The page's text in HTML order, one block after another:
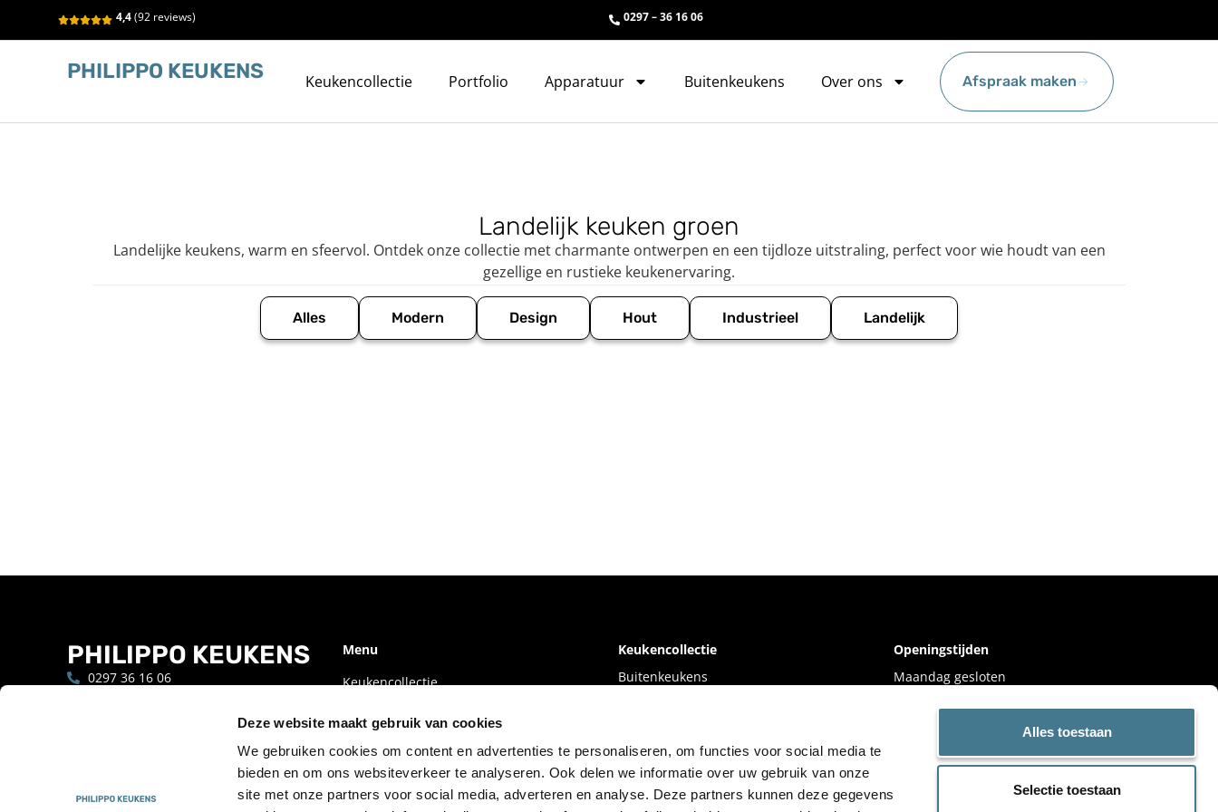
Deze website maakt gebruik van cookies
We gebruiken cookies om content en advertenties te personaliseren, om functies voor social media te
bieden en om ons websiteverkeer te analyseren. Ook delen we informatie over uw gebruik van onze
site met onze partners voor social media, adverteren en analyse. Deze partners kunnen deze gegevens
Alles toestaan
Selectie toestaan
4,4(92 reviews) 0297 – 36 16 06
PHILIPPO KEUKENS Keukencollectie Portfolio Apparatuur Buitenkeukens Over ons Afspraak maken
Landelijk keuken groen
Landelijke keukens, warm en sfeervol. Ontdek onze collectie met charmante ontwerpen en een tijdloze uitstraling, perfect voor wie houdt van een
gezellige en rustieke keukenervaring.
Alles Modern Design Hout Industrieel Landelijk
PHILIPPO KEUKENS
0297 36 16 06
Aalsmeerderweg 83, 1432 CH
Menu
Keukencollectie
Assortiment
Buitenkeukens
Keukencollectie
Buitenkeukens
Houten keukens
Industriële keukens
Openingstijden
Maandag gesloten
Woensdag 09:00 – 17:30
Donderdag 09:00 – 17:30
Vrijdag 09:00 – 17:30